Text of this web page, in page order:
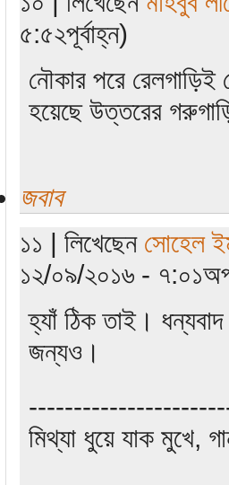
৫:৫২পূর্বাহ্ন)
নৌকার পরে
হয়েছে উত্তরের
জবাব
১১ | লিখেছেন সোহেল
১২/০৯/২০১৬ -
হ্যাঁ ঠিক তাই।
জন্যও।
মিথ্যা ধুয়ে যাক মুখে,